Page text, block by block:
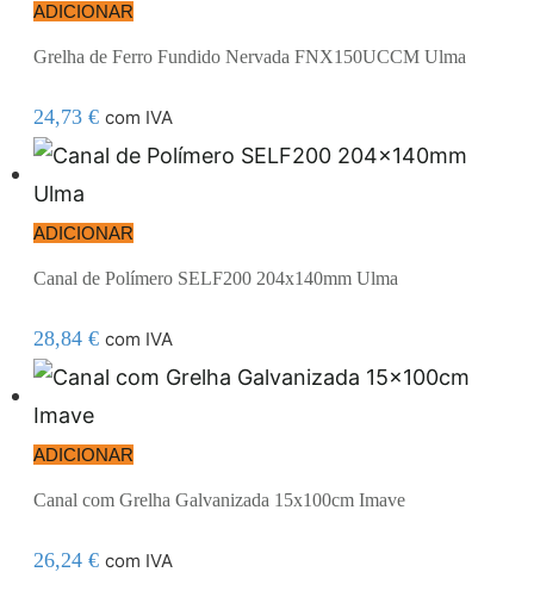
ADICIONAR
Grelha de Ferro Fundido Nervada FNX150UCCM Ulma
24,73 € com IVA
ADICIONAR
Canal de Polímero SELF200 204x140mm Ulma
28,84 € com IVA
ADICIONAR
Canal com Grelha Galvanizada 15x100cm Imave
26,24 € com IVA